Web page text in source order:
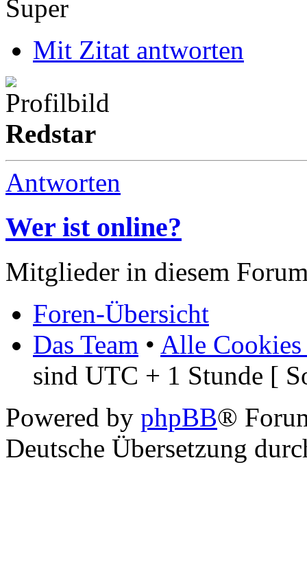
Super
Mit Zitat antworten
Redstar
Antworten
Wer ist online?
Mitglieder in diesem
Foren-Übersicht
Das Team • Alle Cookies
sind UTC + 1 Stunde [
Powered by phpBB®
Deutsche Übersetzung